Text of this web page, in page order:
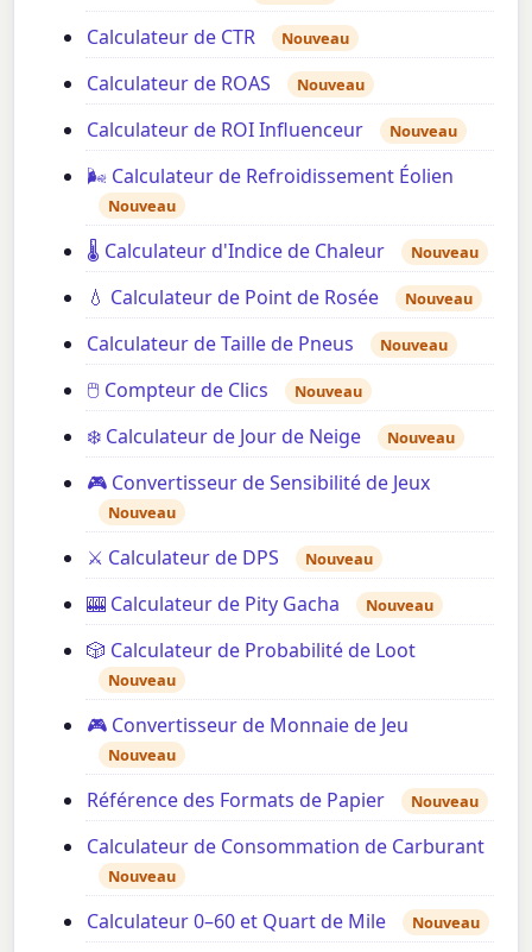
Calculateur de CTR Nouveau
Calculateur de ROAS Nouveau
Calculateur de ROI Influenceur Nouveau
🌬️ Calculateur de Refroidissement Éolien
Nouveau
🌡️ Calculateur d'Indice de Chaleur Nouveau
💧 Calculateur de Point de Rosée Nouveau
Calculateur de Taille de Pneus Nouveau
🖱️ Compteur de Clics Nouveau
❄️ Calculateur de Jour de Neige Nouveau
🎮 Convertisseur de Sensibilité de Jeux
Nouveau
⚔️ Calculateur de DPS Nouveau
🎰 Calculateur de Pity Gacha Nouveau
🎲 Calculateur de Probabilité de Loot
Nouveau
🎮 Convertisseur de Monnaie de Jeu
Nouveau
Référence des Formats de Papier Nouveau
Calculateur de Consommation de Carburant
Nouveau
Calculateur 0–60 et Quart de Mile Nouveau